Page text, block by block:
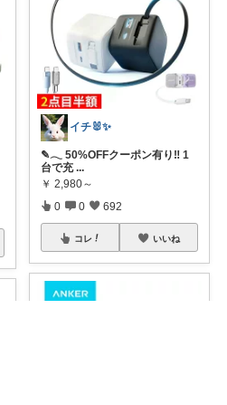
イチ🐰✨
✎𓂃 50%OFFクーポン有り‼ 1
台で充 ...
￥ 2,980～
0 0 692
コレ いいね